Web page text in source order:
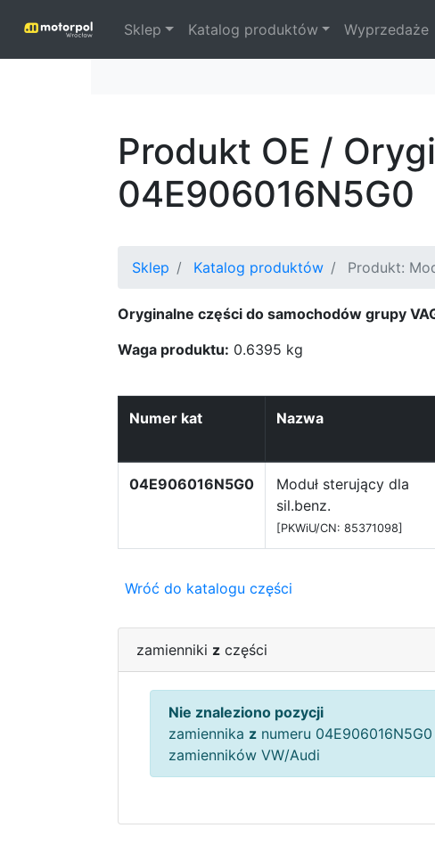
Sklep Katalog produktów Wyprzedaże
Produkt OE /
04E906016N5G0
Sklep Katalog produktów Produkt:
Oryginalne części do samochodów grupy
Waga produktu: 0.6395 kg
Numer kat Nazwa
04E906016N5G0
Moduł sterujący dla
sil.benz.
[PKWiU/CN: 85371098]
Wróć do katalogu części
zamienniki z części
Nie znaleziono pozycji
zamiennika z numeru
zamienników VW/Audi